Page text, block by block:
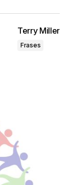
Terry Miller
Frases